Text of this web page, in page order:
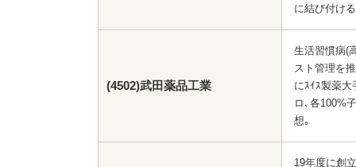
に結び付け
(4502)武田薬品工業
生活習慣病(
スト管理を
にｽｲｽ製薬大
ロ､各100%
想｡
19年度に創